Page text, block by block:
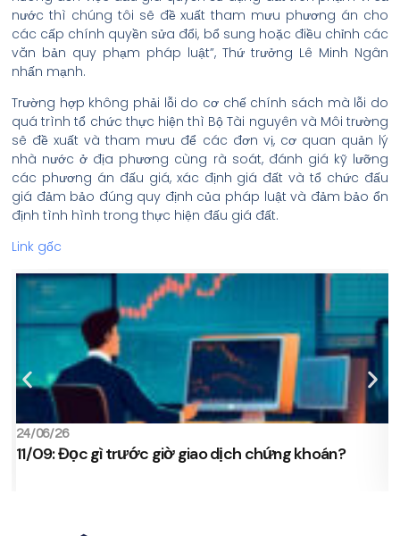
nước thì chúng tôi sẽ đề xuất tham mưu phương án cho
các cấp chính quyền sửa đổi, bổ sung hoặc điều chỉnh các
văn bản quy phạm pháp luật”, Thứ trưởng Lê Minh Ngân
nhấn mạnh.
Trường hợp không phải lỗi do cơ chế chính sách mà lỗi do
quá trình tổ chức thực hiện thì Bộ Tài nguyên và Môi trường
sẽ đề xuất và tham mưu để các đơn vị, cơ quan quản lý
nhà nước ở địa phương cùng rà soát, đánh giá kỹ lưỡng
các phương án đấu giá, xác định giá đất và tổ chức đấu
giá đảm bảo đúng quy định của pháp luật và đảm bảo ổn
định tình hình trong thực hiện đấu giá đất.
Link gốc
24/06/26
11/09: Đọc gì trước giờ giao dịch chứng khoán?